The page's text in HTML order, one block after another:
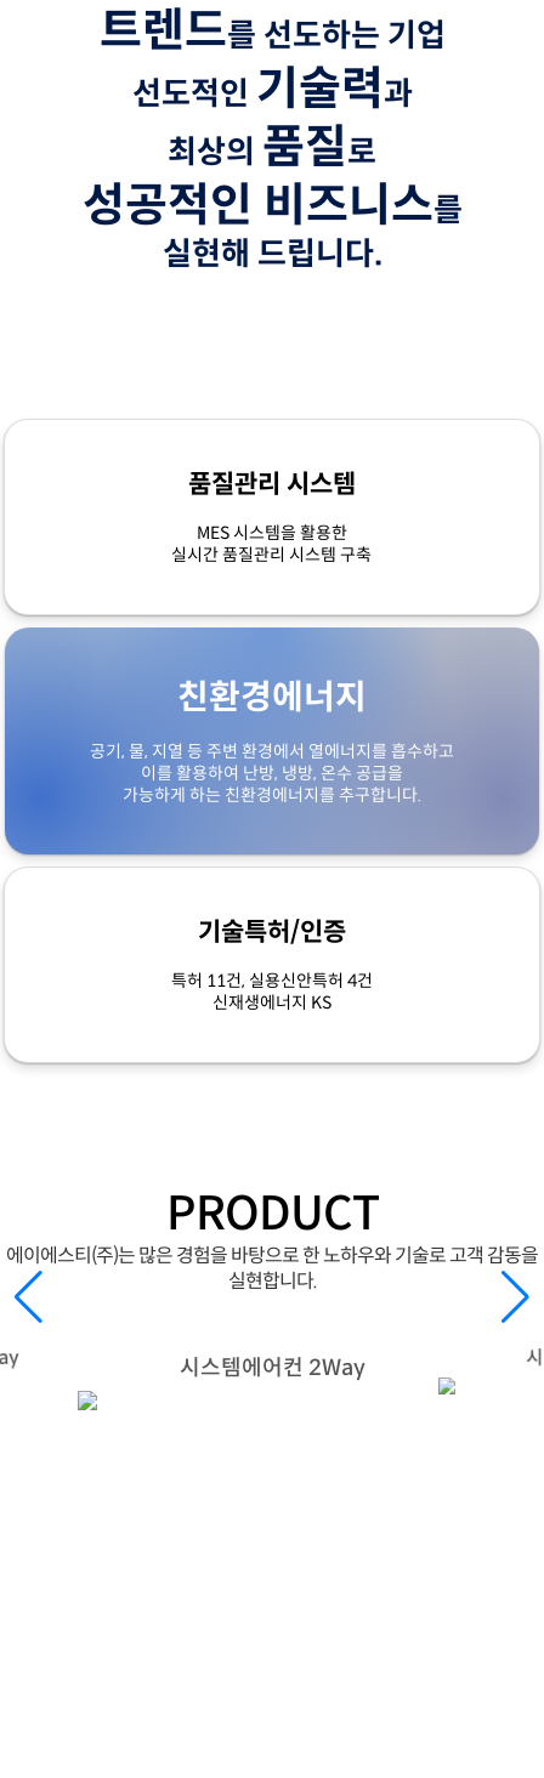
트렌드를 선도하는 기업
선도적인 기술력과
최상의 품질로
성공적인 비즈니스를
실현해 드립니다.
품질관리 시스템
MES 시스템을 활용한
실시간 품질관리 시스템 구축
친환경에너지
공기, 물, 지열 등 주변 환경에서 열에너지를 흡수하고
이를 활용하여 난방, 냉방, 온수 공급을
가능하게 하는 친환경에너지를 추구합니다.
기술특허/인증
특허 11건, 실용신안특허 4건
신재생에너지 KS
PRODUCT
에이에스티(주)는 많은 경험을 바탕으로 한 노하우와 기술로 고객 감동을
실현합니다.
시스템에어컨 2Way